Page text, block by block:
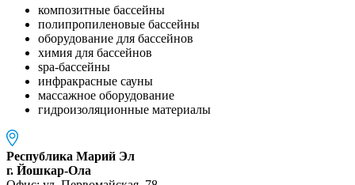
композитные бассейны
полипропиленовые бассейны
оборудование для бассейнов
химия для бассейнов
spa-бассейны
инфракрасные сауны
массажное оборудование
гидроизоляционные материалы
Республика Марий Эл
г. Йошкар-Ола